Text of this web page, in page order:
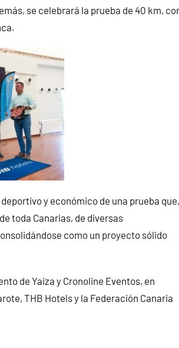
se celebrará la prueba de 40 km,
y económico de una prueba que,
toda Canarias, de diversas
como un proyecto sólido
de Yaiza y Cronoline Eventos, en
THB Hotels y la Federación Canaria